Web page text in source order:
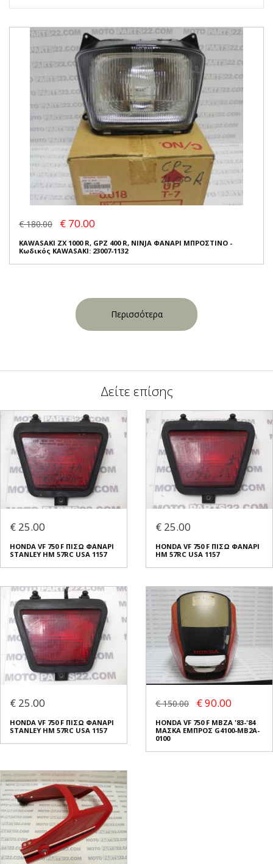
€ 180.00 € 70.00
KAWASAKI ZX 1000 R, GPZ 400 R, NINJA ΦΑΝΑΡΙ ΜΠΡΟΣΤΙΝΟ -
Κωδικός KAWASAKI: 23007-1132
Περισσότερα
Δείτε επίσης
€ 25.00
HONDA VF 750 F ΠΙΣΩ ΦΑΝΑΡΙ
STANLEY HM 57RC USA 1157
€ 25.00
HONDA VF 750 F ΠΙΣΩ ΦΑΝΑΡΙ
HM 57RC USA 1157
€ 25.00
HONDA VF 750 F ΠΙΣΩ ΦΑΝΑΡΙ
STANLEY HM 57RC USA 1157
€ 150.00 € 90.00
HONDA VF 750 F MBZA '83-'84
ΜΑΣΚΑ ΕΜΠΡΟΣ G4100-MB2A-
0100